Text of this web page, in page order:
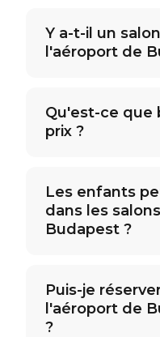
Y a-t-il un
l'aéroport de
Qu'est-ce que
prix ?
Les enfants
dans les
Budapest ?
Puis-je
l'aéroport de
?